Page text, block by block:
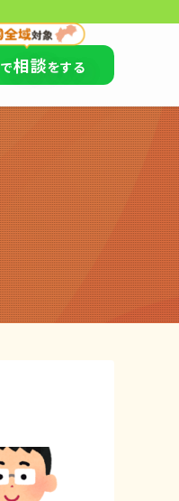
×
で相談をする